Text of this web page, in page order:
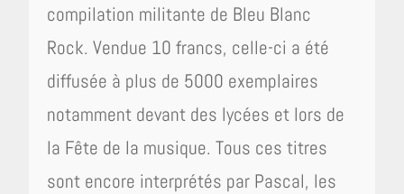
compilation militante de Bleu Blanc
Rock. Vendue 10 francs, celle-ci a été
diffusée à plus de 5000 exemplaires
notamment devant des lycées et lors de
la Fête de la musique. Tous ces titres
sont encore interprétés par Pascal, les